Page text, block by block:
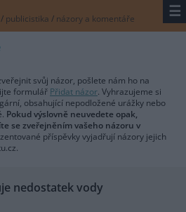
/ publicistika / názory a komentáře ☰
svůj názor, pošlete nám ho na
formulář Přidat názor. Vyhrazujeme si
obsahující nepodložené urážky nebo
Pokud výslovně neuvedete opak,
se zveřejněním vašeho názoru v
příspěvky vyjadřují názory jejich
nedostatek vody